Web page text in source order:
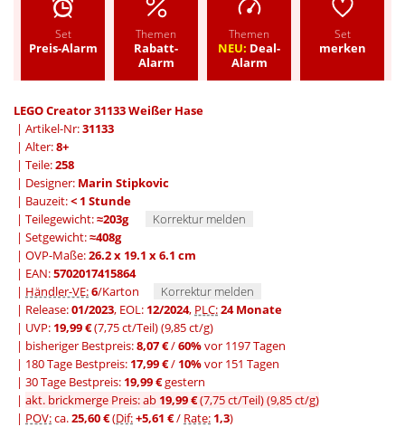
Set
Preis-Alarm
Themen
Rabatt-
Alarm
Themen
NEU: Deal-
Alarm
Set
merken
LEGO Creator 31133 Weißer Hase
| Artikel-Nr:31133
| Alter:8+
| Teile:258
| Designer: Marin Stipkovic
| Bauzeit:< 1 Stunde
| Teilegewicht:≈203g
Korrektur melden
| Setgewicht:≈408g
| OVP-Maße:26.2 x 19.1 x 6.1 cm
| EAN:5702017415864
| Händler-VE:6/Karton
Korrektur melden
| Release:01/2023, EOL: 12/2024, PLC:24 Monate
| UVP: 19,99 €(7,75 ct/Teil)(9,85 ct/g)
| bisheriger Bestpreis:8,07 €/60%vor 1197 Tagen
| 180 Tage Bestpreis: 17,99 €/ 10%vor 151 Tagen
| 30 Tage Bestpreis: 19,99 €gestern
| akt. brickmerge Preis: ab 19,99 €(7,75 ct/Teil)(9,85 ct/g)
| POV:ca.25,60 €(Dif:+5,61 €/ Rate: 1,3)